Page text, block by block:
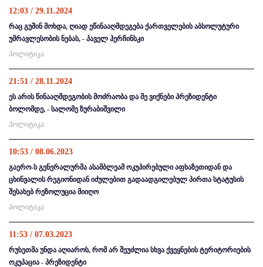
12:03 / 29.11.2024
რაც გუშინ მოხდა, ღიად ეწინააღმდეგება ქართველების აბსოლუტური
უმრავლესობის ნებას, - პაველ ჰერჩინსკი
პოლიტიკა
21:51 / 28.11.2024
ეს არის წინააღმდეგობის მოძრაობა და მე ვიქნები პრეზიდენტი
ბოლომდე, - სალომე ზურაბიშვილი
პოლიტიკა
10:53 / 08.06.2023
გაერო-ს გენერალურმა ასამბლეამ ოკუპირებული აფხაზეთიდან და
ცხინვალის რეგიონიდან იძულებით გადაადგილებულ პირთა სტატუსის
შესახებ რეზოლუცია მიიღო
პოლიტიკა
11:53 / 07.03.2023
რუსეთმა უნდა აღიაროს, რომ არ შეუძლია სხვა ქვეყნების ტერიტორიების
ოკუპაცია - პრეზიდენტი